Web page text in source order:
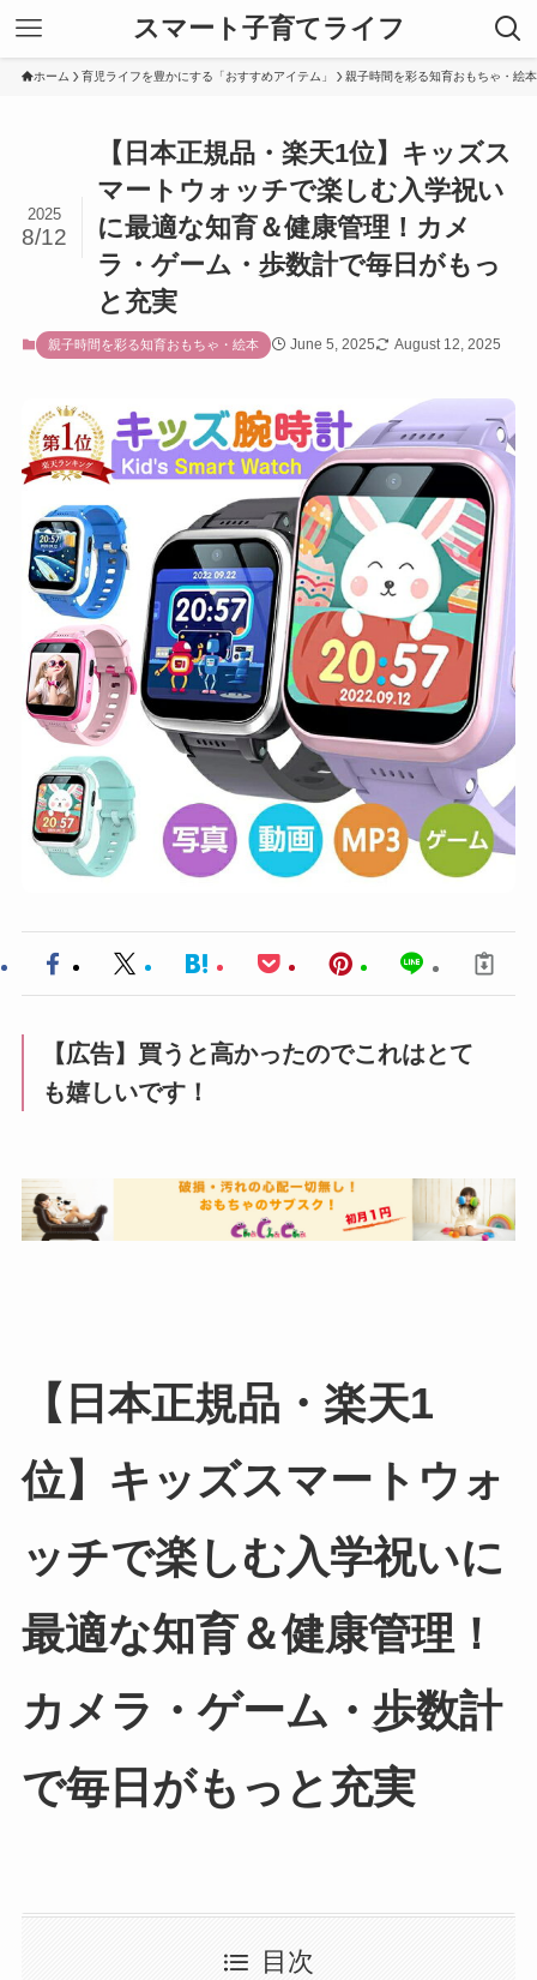
スマート子育てライフ
ホーム 育児ライフを豊かにする「おすすめアイテム」 親子時間を彩る知育おもちゃ・絵本
【日本正規品・楽天1位】キッズス
マートウォッチで楽しむ入学祝い
に最適な知育＆健康管理！カメ
ラ・ゲーム・歩数計で毎日がもっ
と充実
2025
8/12
親子時間を彩る知育おもちゃ・絵本 June 5, 2025 August 12, 2025
【広告】買うと高かったのでこれはとて
も嬉しいです！
【日本正規品・楽天1
位】キッズスマートウォ
ッチで楽しむ入学祝いに
最適な知育＆健康管理！
カメラ・ゲーム・歩数計
で毎日がもっと充実
目次